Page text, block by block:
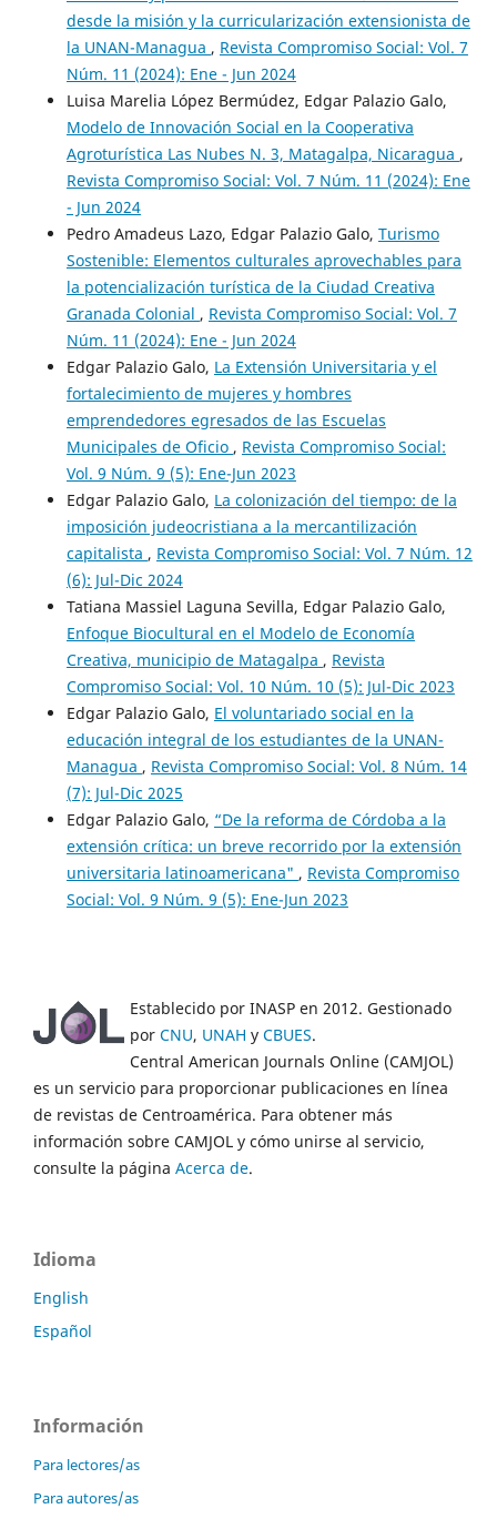
desde la misión y la curricularización extensionista de
la UNAN-Managua , Revista Compromiso Social: Vol. 7
Núm. 11 (2024): Ene - Jun 2024
Luisa Marelia López Bermúdez, Edgar Palazio Galo,
Modelo de Innovación Social en la Cooperativa
Agroturística Las Nubes N. 3, Matagalpa, Nicaragua ,
Revista Compromiso Social: Vol. 7 Núm. 11 (2024): Ene
- Jun 2024
Pedro Amadeus Lazo, Edgar Palazio Galo, Turismo
Sostenible: Elementos culturales aprovechables para
la potencialización turística de la Ciudad Creativa
Granada Colonial , Revista Compromiso Social: Vol. 7
Núm. 11 (2024): Ene - Jun 2024
Edgar Palazio Galo, La Extensión Universitaria y el
fortalecimiento de mujeres y hombres
emprendedores egresados de las Escuelas
Municipales de Oficio , Revista Compromiso Social:
Vol. 9 Núm. 9 (5): Ene-Jun 2023
Edgar Palazio Galo, La colonización del tiempo: de la
imposición judeocristiana a la mercantilización
capitalista , Revista Compromiso Social: Vol. 7 Núm. 12
(6): Jul-Dic 2024
Tatiana Massiel Laguna Sevilla, Edgar Palazio Galo,
Enfoque Biocultural en el Modelo de Economía
Creativa, municipio de Matagalpa , Revista
Compromiso Social: Vol. 10 Núm. 10 (5): Jul-Dic 2023
Edgar Palazio Galo, El voluntariado social en la
educación integral de los estudiantes de la UNAN-
Managua , Revista Compromiso Social: Vol. 8 Núm. 14
(7): Jul-Dic 2025
Edgar Palazio Galo, “De la reforma de Córdoba a la
extensión crítica: un breve recorrido por la extensión
universitaria latinoamericana" , Revista Compromiso
Social: Vol. 9 Núm. 9 (5): Ene-Jun 2023
Establecido por INASP en 2012. Gestionado
por CNU, UNAH y CBUES.
Central American Journals Online (CAMJOL)
es un servicio para proporcionar publicaciones en línea
de revistas de Centroamérica. Para obtener más
información sobre CAMJOL y cómo unirse al servicio,
consulte la página Acerca de.
Idioma
English
Español
Información
Para lectores/as
Para autores/as